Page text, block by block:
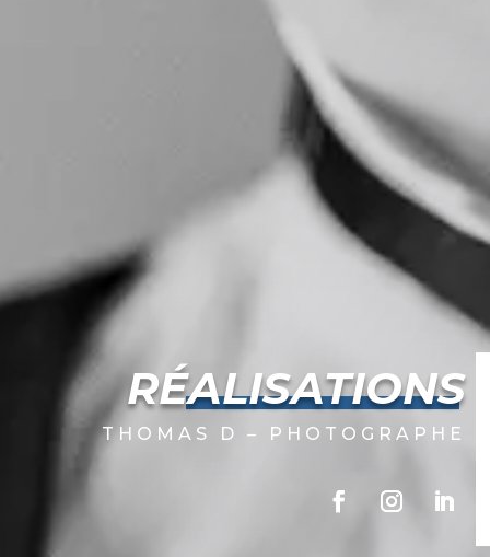
RÉALISATIONS
THOMAS D – PHOTOGRAPHE